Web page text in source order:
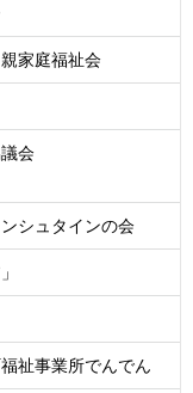
家庭福祉会
会
シュタインの会
祉事業所でんでん